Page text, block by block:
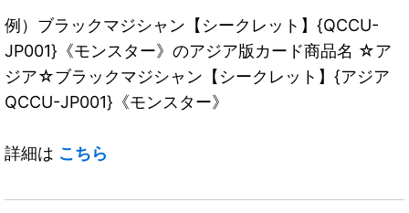
例）ブラックマジシャン【シークレット】{QCCU-
JP001}《モンスター》のアジア版カード商品名 ☆ア
ジア☆ブラックマジシャン【シークレット】{アジア
QCCU-JP001}《モンスター》
詳細は こちら